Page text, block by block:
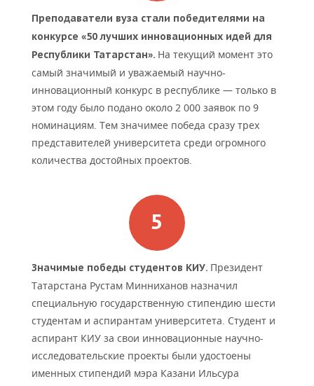
Преподаватели вуза стали победителями на
конкурсе «50 лучших инновационных идей для
Республики Татарстан». На текущий момент это
самый значимый и уважаемый научно-
инновационный конкурс в республике — только в
этом году было подано около 2 000 заявок по 9
номинациям. Тем значимее победа сразу трех
представителей университета среди огромного
количества достойных проектов.
Значимые победы студентов КИУ. Президент
Татарстана Рустам Минниханов назначил
специальную государственную стипендию шести
студентам и аспирантам университета. Студент и
аспирант КИУ за свои инновационные научно-
исследовательские проекты были удостоены
именных стипендий мэра Казани Ильсура